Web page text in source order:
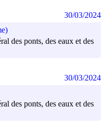
des ponts, des eaux et des
30/03/2024
des ponts, des eaux et des
30/03/2024